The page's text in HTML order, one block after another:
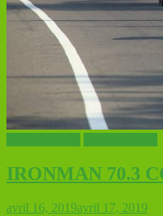
IRONMAN 70.3
avril 16, 2019avril 17, 2019